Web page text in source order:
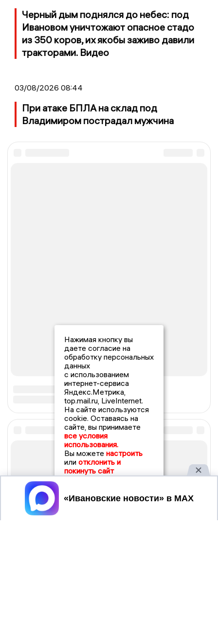
Черный дым поднялся до небес: под
Ивановом уничтожают опасное стадо
из 350 коров, их якобы заживо давили
тракторами. Видео
03/08/2026 08:44
При атаке БПЛА на склад под
Владимиром пострадал мужчина
Нажимая кнопку вы
даете согласие на
обработку персональных
данных
с использованием
интернет-сервиса
Яндекс.Метрика,
top.mail.ru, LiveInternet.
На сайте используются
cookie. Оставаясь на
сайте, вы принимаете
все условия
использования.
Вы можете настроить
или отклонить и
покинуть сайт
Принять